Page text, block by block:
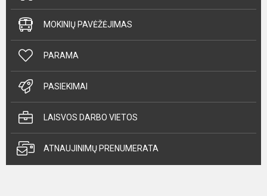
MOKINIŲ PAVĖŽĖJIMAS
PARAMA
PASIEKIMAI
LAISVOS DARBO VIETOS
ATNAUJINIMŲ PRENUMERATA